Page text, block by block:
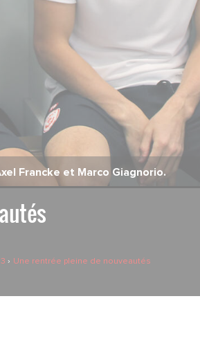
Francke et Marco Giagnorio.
Une rentrée pleine de nouveautés